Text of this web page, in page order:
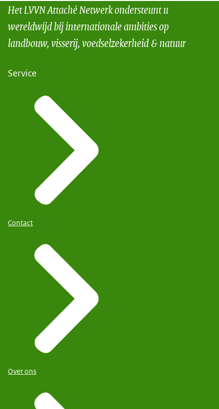
Het LVVN Attaché Netwerk ondersteunt u
wereldwijd bij internationale ambities op
landbouw, visserij, voedselzekerheid & natuur
Service
Contact
Over ons